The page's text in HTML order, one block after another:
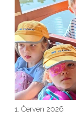
1. Červen 2026